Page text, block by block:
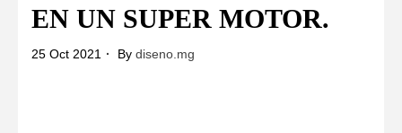
EN UN SUPER MOTOR.
25 Oct 2021 By diseno.mg